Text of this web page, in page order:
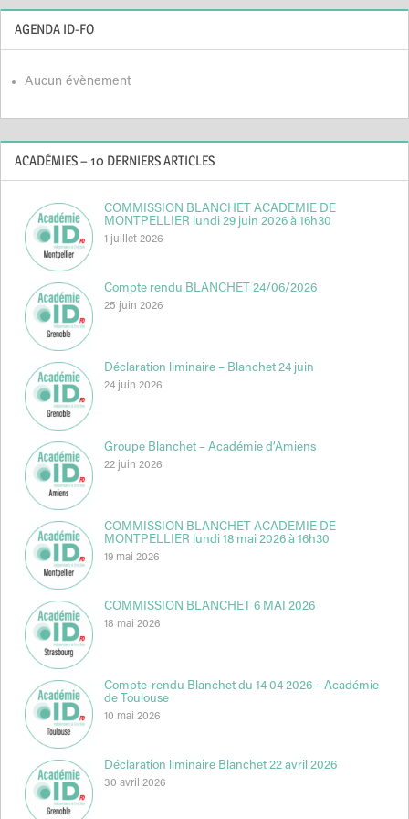
AGENDA ID-FO
Aucun évènement
ACADÉMIES – 10 DERNIERS ARTICLES
COMMISSION BLANCHET ACADEMIE DE
MONTPELLIER lundi 29 juin 2026 à 16h30
1 juillet 2026
Compte rendu BLANCHET 24/06/2026
25 juin 2026
Déclaration liminaire – Blanchet 24 juin
24 juin 2026
Groupe Blanchet – Académie d’Amiens
22 juin 2026
COMMISSION BLANCHET ACADEMIE DE
MONTPELLIER lundi 18 mai 2026 à 16h30
19 mai 2026
COMMISSION BLANCHET 6 MAI 2026
18 mai 2026
Compte-rendu Blanchet du 14 04 2026 – Académie
de Toulouse
10 mai 2026
Déclaration liminaire Blanchet 22 avril 2026
30 avril 2026